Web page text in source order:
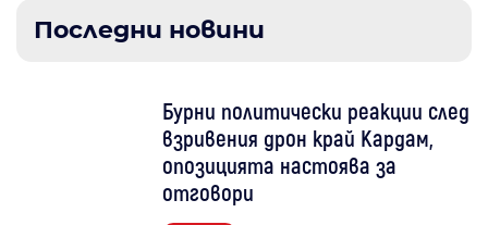
Последни новини
Бурни политически реакции след
взривения дрон край Кардам,
опозицията настоява за
отговори